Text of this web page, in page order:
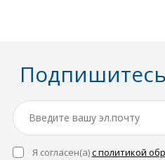
Я согласен(a)с политикой